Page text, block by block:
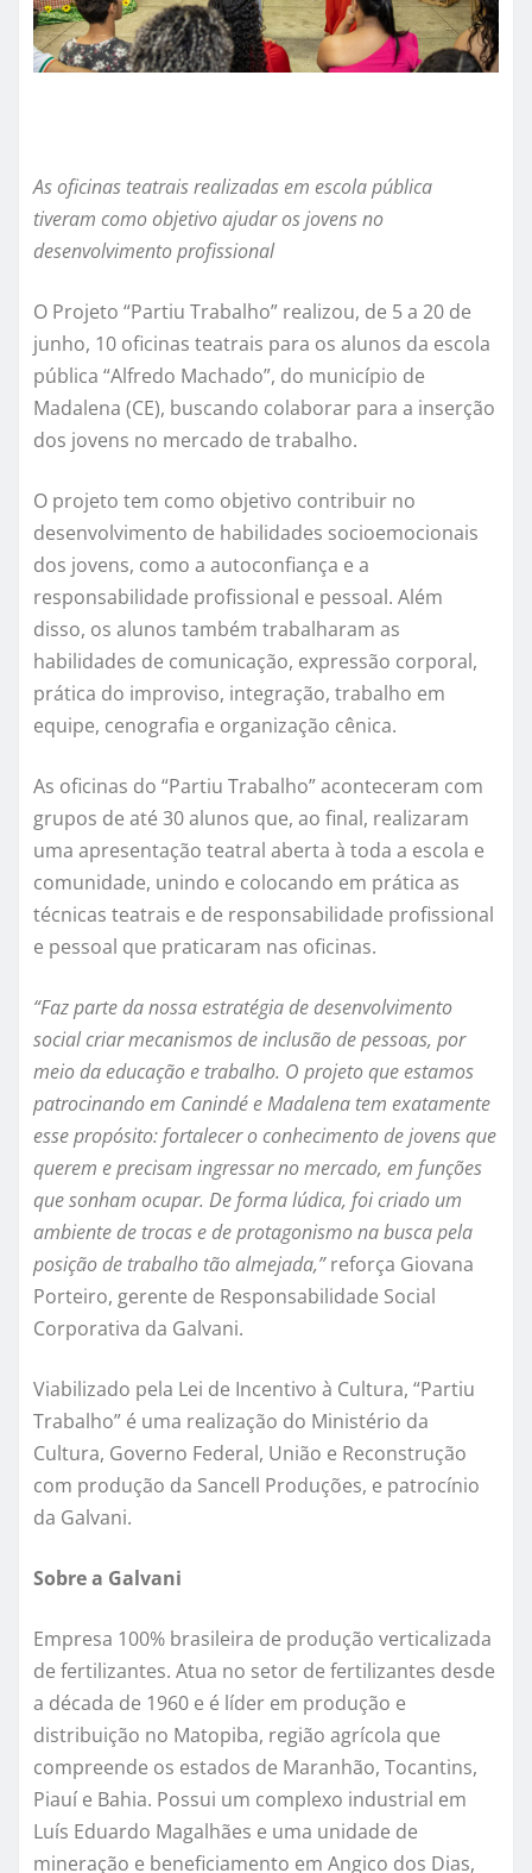
As oficinas teatrais realizadas em escola pública
tiveram como objetivo ajudar os jovens no
desenvolvimento profissional
O Projeto “Partiu Trabalho” realizou, de 5 a 20 de
junho, 10 oficinas teatrais para os alunos da escola
pública “Alfredo Machado”, do município de
Madalena (CE), buscando colaborar para a inserção
dos jovens no mercado de trabalho.
O projeto tem como objetivo contribuir no
desenvolvimento de habilidades socioemocionais
dos jovens, como a autoconfiança e a
responsabilidade profissional e pessoal. Além
disso, os alunos também trabalharam as
habilidades de comunicação, expressão corporal,
prática do improviso, integração, trabalho em
equipe, cenografia e organização cênica.
As oficinas do “Partiu Trabalho” aconteceram com
grupos de até 30 alunos que, ao final, realizaram
uma apresentação teatral aberta à toda a escola e
comunidade, unindo e colocando em prática as
técnicas teatrais e de responsabilidade profissional
e pessoal que praticaram nas oficinas.
“Faz parte da nossa estratégia de desenvolvimento
social criar mecanismos de inclusão de pessoas, por
meio da educação e trabalho. O projeto que estamos
patrocinando em Canindé e Madalena tem exatamente
esse propósito: fortalecer o conhecimento de jovens que
querem e precisam ingressar no mercado, em funções
que sonham ocupar. De forma lúdica, foi criado um
ambiente de trocas e de protagonismo na busca pela
posição de trabalho tão almejada,”reforça Giovana
Porteiro, gerente de Responsabilidade Social
Corporativa da Galvani.
Viabilizado pela Lei de Incentivo à Cultura, “Partiu
Trabalho” é uma realização do Ministério da
Cultura, Governo Federal, União e Reconstrução
com produção da Sancell Produções, e patrocínio
da Galvani.
Sobre a Galvani
Empresa 100% brasileira de produção verticalizada
de fertilizantes. Atua no setor de fertilizantes desde
a década de 1960 e é líder em produção e
distribuição no Matopiba, região agrícola que
compreende os estados de Maranhão, Tocantins,
Piauí e Bahia. Possui um complexo industrial em
Luís Eduardo Magalhães e uma unidade de
mineração e beneficiamento em Angico dos Dias,